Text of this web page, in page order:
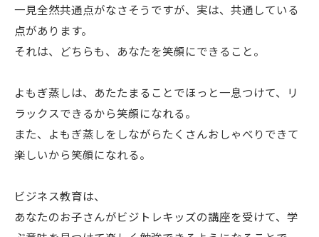
一見全然共通点がなさそうですが、実は、共通している
点があります。
それは、どちらも、あなたを笑顔にできること。
よもぎ蒸しは、あたたまることでほっと一息つけて、リ
ラックスできるから笑顔になれる。
また、よもぎ蒸しをしながらたくさんおしゃべりできて
楽しいから笑顔になれる。
ビジネス教育は、
あなたのお子さんがビジトレキッズの講座を受けて、学